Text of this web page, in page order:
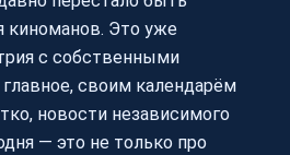
Это уже
с собственными
своим календарём
новости независимого
— это не только про